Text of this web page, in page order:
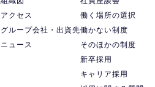
アクセス
グループ会社・出資先
ニュース
働く場所の選択
働かない制度
そのほかの制度
新卒採用
キャリア採用